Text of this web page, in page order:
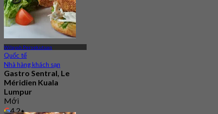
Wilayah Persekutuan
Quốc tế
Nhà hàng khách sạn
Gastro Sentral, Le
Méridien Kuala
Lumpur
Mới
4.2